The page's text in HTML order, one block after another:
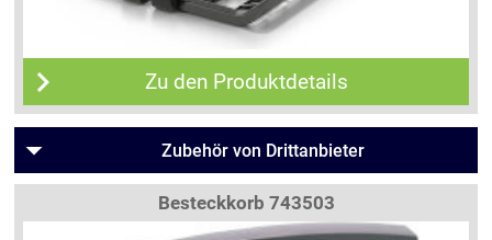
Zu den Produktdetails
Zubehör von Drittanbieter
Besteckkorb 743503